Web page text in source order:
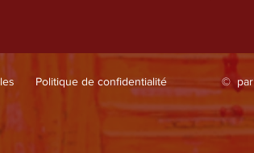
Politique de confidentialité © par